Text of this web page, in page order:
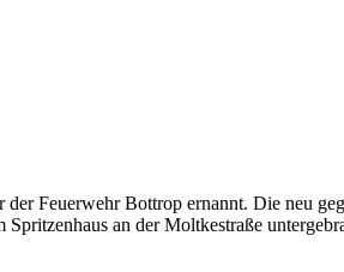
Feuerwehr Bottrop ernannt. Die neu
an der Moltkestraße